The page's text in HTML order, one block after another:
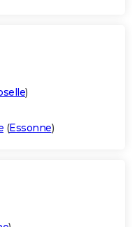
)
(Essonne)